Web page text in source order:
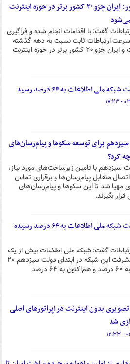
زارع‌پور: ایران جزو ۲۰ کشور برتر در حوزه اینترنت
گفت: با اقدامات انجام شده و فراگیری
سرعت ارتباطات ثابت نسبت به دهه گذشته
افزایش چشمگیری خواهد داشت و ایران جزو ۲۰ کشور برتر در حوزه اینترنت
ملی اطلاعات به ۶۴ درصد رسید
برای توسعه سکوها و پیام‌رسان‌های
کرد؟
سیزدهم با تامین زیرساخت‌های مورد نیاز،
متقابل پیام‌رسان‌ها و برقراری تماس
مهیا شد تا این سکوها و پیام‌رسان‌های
بگیرند.
پیشرفت شبکه ملی اطلاعات به ۶۴ درصد رسیده
گفت: شبکه ملی اطلاعات بیش از یک
دهه در کشور دنبال می‌شود. پیشرفت این شبکه در ابتدای دولت سیزدهم ۲۰
درصد بود و بهمن سال گذشته به ۶۰ درصد و هم‌اکنون به ۶۴ درصد
بدون اینترنت در اپراتورهای اصلی
شد